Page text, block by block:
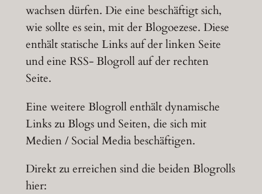
wachsen dürfen. Die eine beschäftigt sich,
wie sollte es sein, mit der Blogoezese. Diese
enthält statische Links auf der linken Seite
und eine RSS- Blogroll auf der rechten
Seite.
Eine weitere Blogroll enthält dynamische
Links zu Blogs und Seiten, die sich mit
Medien / Social Media beschäftigen.
Direkt zu erreichen sind die beiden Blogrolls
hier: